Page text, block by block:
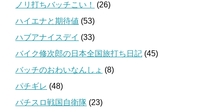
ノリ打ちバッチこい！
(26)
ハイエナと期待値 (53)
ハブアナイスデイ (33)
バイク修次郎の日本全国旅打ち日記 (45)
バッチのおわいなんしょ (8)
パチギレ (48)
パチスロ戦国自衛隊 (23)